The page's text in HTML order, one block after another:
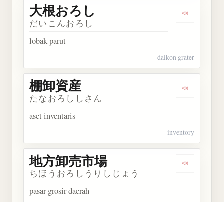
Dengarkan
大根おろし
だいこんおろし
lobak parut
daikon grater
Dengarkan
棚卸資産
たなおろししさん
aset inventaris
inventory
Dengarkan
地方卸売市場
ちほうおろしうりしじょう
pasar grosir daerah